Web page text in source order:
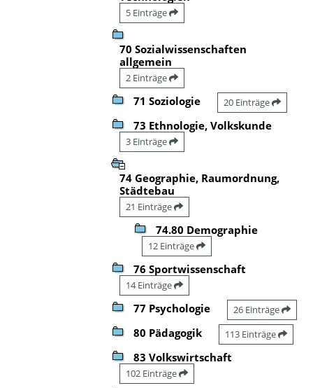
5 Einträge
70 Sozialwissenschaften
allgemein
2 Einträge
71 Soziologie 20 Einträge
73 Ethnologie, Volkskunde
3 Einträge
74 Geographie, Raumordnung,
Städtebau
21 Einträge
74.80 Demographie
12 Einträge
76 Sportwissenschaft
14 Einträge
77 Psychologie 26 Einträge
80 Pädagogik 113 Einträge
83 Volkswirtschaft
102 Einträge